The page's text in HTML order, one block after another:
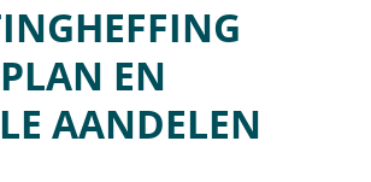
EN
AANDELEN